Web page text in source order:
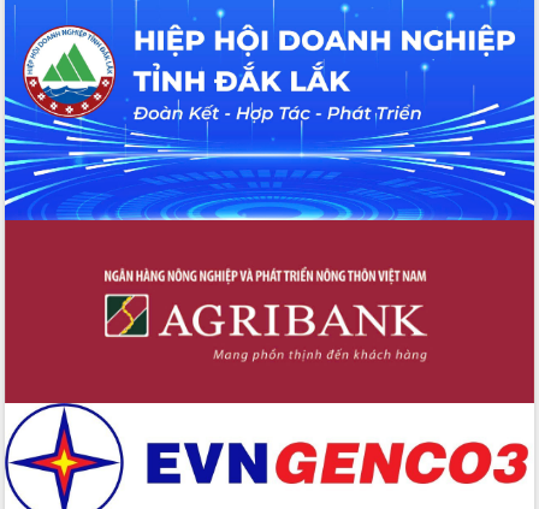
hiện nhiệm vụ quản lý tài sản công
hàng tuần
Tháo gỡ những vướng mắc, đẩy mạnh
công tác cải cách thủ tục hành chính
tại Trung tâm Phục vụ hành chính
công tỉnh
Đắk Lắk: Tôn vinh 46 giải pháp tại Hội
thi Sáng tạo Kỹ thuật 2024 - 2025
Phó Chủ tịch UBND tỉnh Đắk Lắk
Trương Công Thái kiểm tra thực địa
Dự án cao tốc Khánh Hòa - Buôn Ma
sản sống” trong dòng chảy toàn cầu
Xây dựng nông thôn mới: Nâng cao đời
sống người dân từ những mô hình thiết